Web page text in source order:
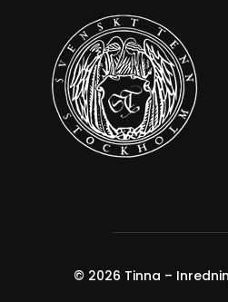
© 2026 Tinna –